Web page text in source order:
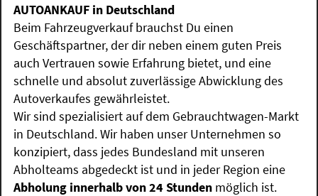
AUTOANKAUF in Deutschland
Beim Fahrzeugverkauf brauchst Du einen
Geschäftspartner, der dir neben einem guten Preis
auch Vertrauen sowie Erfahrung bietet, und eine
schnelle und absolut zuverlässige Abwicklung des
Autoverkaufes gewährleistet.
Wir sind spezialisiert auf dem Gebrauchtwagen-Markt
in Deutschland. Wir haben unser Unternehmen so
konzipiert, dass jedes Bundesland mit unseren
Abholteams abgedeckt ist und in jeder Region eine
Abholung innerhalb von 24 Stunden möglich ist.